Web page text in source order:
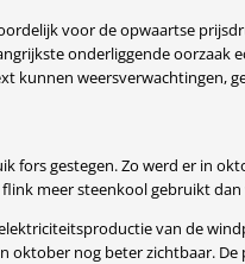
voor de opwaartse
onderliggende oorzaak
kunnen
fors gestegen. Zo werd er in
meer steenkool gebruikt
van de
nog beter zichtbaar.